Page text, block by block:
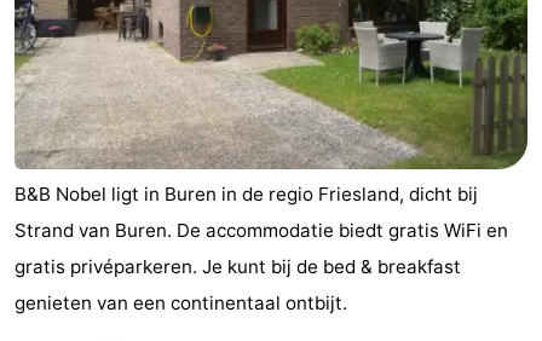
-
Rondvaarten
-
Boerderijen
-
Speeltuinen
-
Minigolfbanen
Natuur
Rondleidingen
B&B Nobel ligt in Buren in de regio Friesland, dicht bij
Strand van Buren. De accommodatie biedt gratis WiFi en
gratis privéparkeren. Je kunt bij de bed & breakfast
genieten van een continentaal ontbijt.